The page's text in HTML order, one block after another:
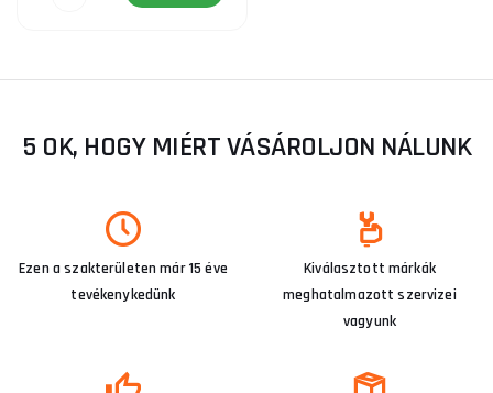
5 OK, HOGY MIÉRT VÁSÁROLJON NÁLUNK
Ezen a szakterületen már 15 éve
tevékenykedünk
Kiválasztott márkák
meghatalmazott szervizei
vagyunk